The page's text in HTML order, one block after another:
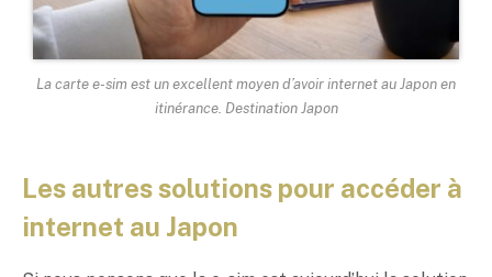
La carte e-sim est un excellent moyen d’avoir internet au Japon en
itinérance. Destination Japon
Les autres solutions pour accéder à
internet au Japon